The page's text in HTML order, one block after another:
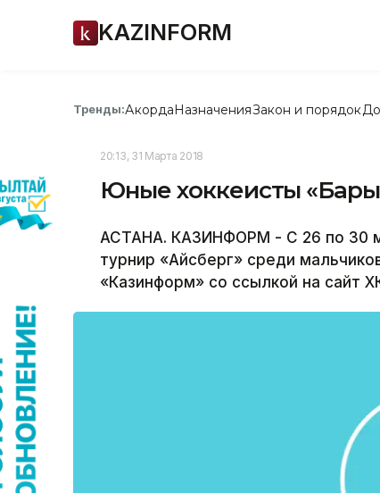
KAZINFORM
Тренды:АкордаНазначенияЗакон и порядок
20:13, 31 Марта 2018
Юные хоккеисты
АСТАНА. КАЗИНФОРМ - С 26 по 30
турнир «Айсберг» среди
«Казинформ» со ссылкой на сайт